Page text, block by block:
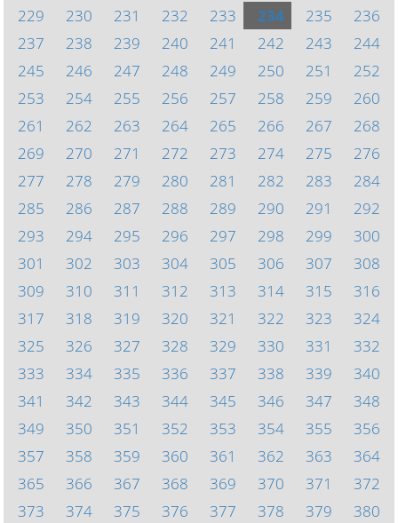
229
230 231 232 233 234 235
236
237
238 239 240 241 242 243
244
245
246 247 248 249 250 251
252
253
254 255 256 257 258 259
260
261
262 263 264 265 266 267
268
269
270 271 272 273 274 275
276
277
278 279 280 281 282 283
284
285
286 287 288 289 290 291
292
293
294 295 296 297 298 299
300
301
302 303 304 305 306 307
308
309
310 311 312 313 314 315
316
317
318 319 320 321 322 323
324
325
326 327 328 329 330 331
332
333
334 335 336 337 338 339
340
341
342 343 344 345 346 347
348
349
350 351 352 353 354 355
356
357
358 359 360 361 362 363
364
365
366 367 368 369 370 371
372
373
374 375 376 377 378 379 380